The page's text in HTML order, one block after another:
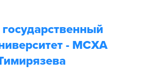
- МСХА